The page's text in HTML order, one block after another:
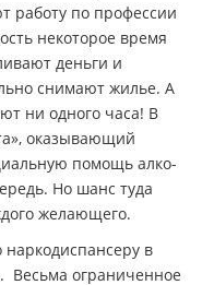
работу по профессии
некоторое время
деньги и
снимают жилье. А
ни одного часа! В
оказывающий
помощь алко-
Но шанс туда
желающего.
наркодиспансеру в
Весьма ограниченное